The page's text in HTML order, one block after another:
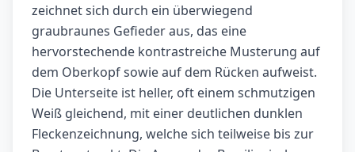
zeichnet sich durch ein überwiegend
graubraunes Gefieder aus, das eine
hervorstechende kontrastreiche Musterung auf
dem Oberkopf sowie auf dem Rücken aufweist.
Die Unterseite ist heller, oft einem schmutzigen
Weiß gleichend, mit einer deutlichen dunklen
Fleckenzeichnung, welche sich teilweise bis zur